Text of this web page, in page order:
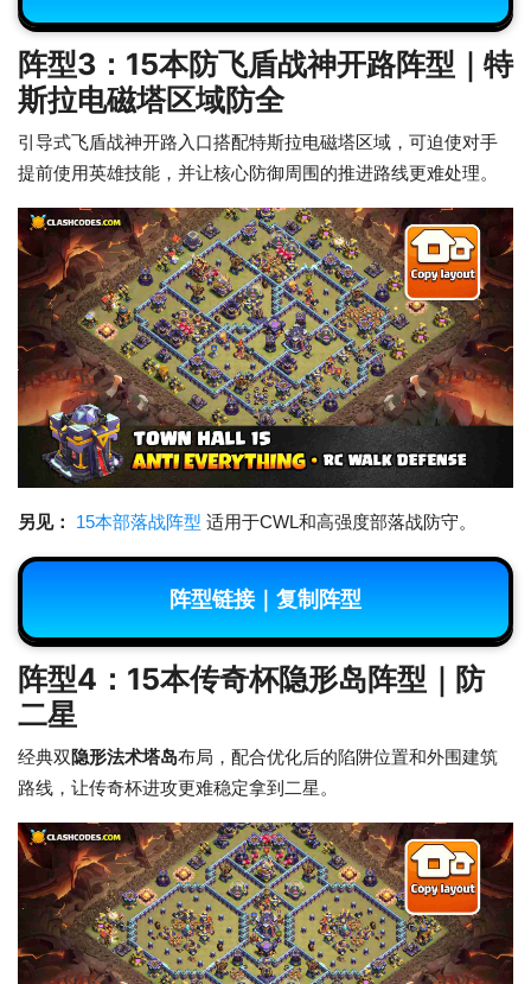
阵型3：15本防飞盾战神开路阵型｜特
斯拉电磁塔区域防全
引导式飞盾战神开路入口搭配特斯拉电磁塔区域，可迫使对手
提前使用英雄技能，并让核心防御周围的推进路线更难处理。
另见： 15本部落战阵型 适用于CWL和高强度部落战防守。
阵型链接｜复制阵型
阵型4：15本传奇杯隐形岛阵型｜防
二星
经典双 隐形法术塔岛布局，配合优化后的陷阱位置和外围建筑
路线，让传奇杯进攻更难稳定拿到二星。